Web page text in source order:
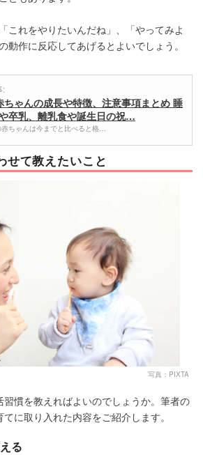
これをやりたいんだね」、「やってみよ
動作に反応してあげるとよいでしょう。
:
ちゃんの成長や特徴、注意事項まとめ 睡
卒乳、離乳食や誕生日の祝…
赤ちゃんは今までと比べると格…
せて教えたいこと
写真：PIXTA
慣を教えればよいのでしょうか。筆者の
に取り入れた内容をご紹介します。
る